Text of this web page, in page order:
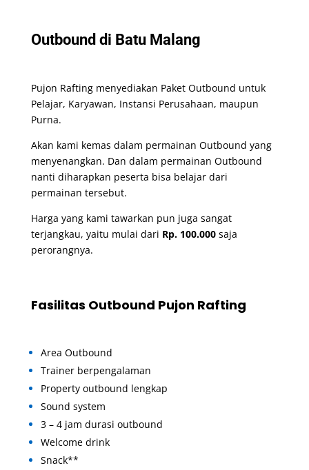
Outbound di Batu Malang
Pujon Rafting menyediakan Paket Outbound untuk
Pelajar, Karyawan, Instansi Perusahaan, maupun
Purna.
Akan kami kemas dalam permainan Outbound yang
menyenangkan. Dan dalam permainan Outbound
nanti diharapkan peserta bisa belajar dari
permainan tersebut.
Harga yang kami tawarkan pun juga sangat
terjangkau, yaitu mulai dari Rp. 100.000saja
perorangnya.
Fasilitas Outbound Pujon Rafting
Area Outbound
Trainer berpengalaman
Property outbound lengkap
Sound system
3 – 4 jam durasi outbound
Welcome drink
Snack**